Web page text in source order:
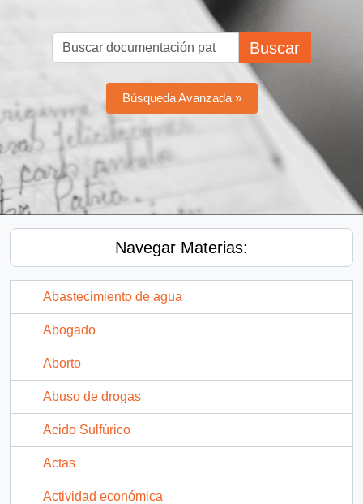
Buscar
Búsqueda Avanzada »
Navegar Materias:
Abastecimiento de agua
Abogado
Aborto
Abuso de drogas
Acido Sulfúrico
Actas
Actividad económica